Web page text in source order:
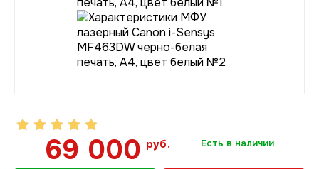
69 000руб. Есть в наличии